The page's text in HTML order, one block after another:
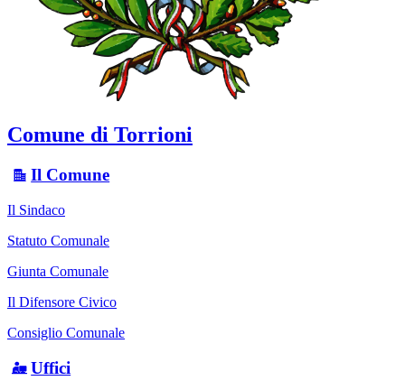
Comune di Torrioni
Il Comune
Il Sindaco
Statuto Comunale
Giunta Comunale
Il Difensore Civico
Consiglio Comunale
Uffici